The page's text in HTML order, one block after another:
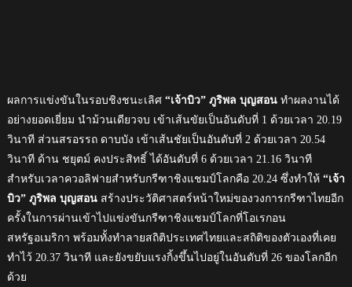
ผลการแข่งขันในรอบชิงชนะเลิศ“เจ้าบิว” ภูริพล บุญสอนทำผลงานได้
อย่างยอดเยี่ยม นำม้วนเดียวจบ เข้าเส้นขัยเป็นอันดับที่ 1 ด้วยเวลา 20.19
วินาที ส่วนสรอรรถ ดาบบัง เข้าเส้นชัยเป็นอันดับที่ 2 ด้วยเวลา 20.54
วินาที ด้าน ชยุตม์ คงประสิทธิ์ ได้อันดับที่ 6 ด้วยเวลา 21.16 วินาที
สำหรับเวลาควอลิฟายสำหรับกรีฑาชิงแชมป์โลกคือ 20.24 ซึ่งทำให้ “เจ้า
บิว” ภูริพล บุญสอน สร้างประวัติศาสตร์หน้าใหม่ของวงการกรีฑาไทยอีก
ครั้งในการผ่านเข้าไปแข่งขันกรีฑาชิงแชมป์โลกที่โอเรกอน
สหรัฐอเมริกา พร้อมทั้งทำลายสถิติประเทศไทยและสถิติของตัวเองที่เคย
ทำไว้ 20.37 วินาที และยังขยับแรงกิ้งขึ้นไปอยู่ในอันดับที่ 26 ของโลกอีก
ด้วย